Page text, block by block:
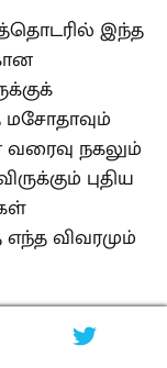
இந்த
மசோதாவும்
நகலும்
புதிய
விவரமும்